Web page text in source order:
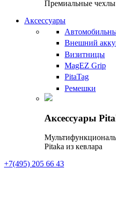
Премиальные
Аксессуары
Внешний
Визитницы
MagEZ Grip
PitaTag
Ремешки
Аксессуары
Pitaka из кевлара
+7(495) 205 66 43